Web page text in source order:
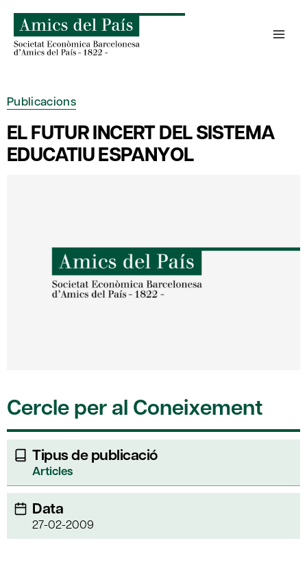
content
Publicacions
EL FUTUR INCERT DEL SISTEMA
EDUCATIU ESPANYOL
Cercle per al Coneixement
Tipus de publicació
Articles
Data
27-02-2009